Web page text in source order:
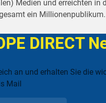
Medien und erreichten in
ein Millionenpublikum.
DIRECT
an und erhalten Sie die
Mail